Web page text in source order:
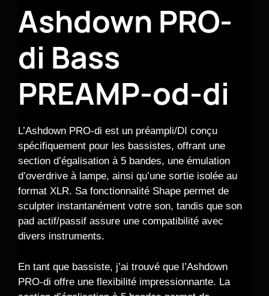
Ashdown PRO-
di Bass
PREAMP-od-di
L’Ashdown PRO-di est un préampli/DI conçu
spécifiquement pour les bassistes, offrant une
section d’égalisation à 5 bandes, une émulation
d’overdrive à lampe, ainsi qu’une sortie isolée au
format XLR. Sa fonctionnalité Shape permet de
sculpter instantanément votre son, tandis que son
pad actif/passif assure une compatibilité avec
divers instruments.
En tant que bassiste, j’ai trouvé que l’Ashdown
PRO-di offre une flexibilité impressionnante. La